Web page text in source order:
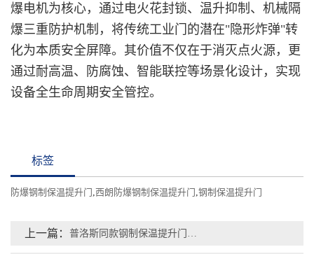
爆电机为核心，通过电火花封锁、温升抑制、机械隔
爆三重防护机制，将传统工业门的潜在"隐形炸弹"转
化为本质安全屏障。其价值不仅在于消灭点火源，更
通过耐高温、防腐蚀、智能联控等场景化设计，实现
设备全生命周期安全管控。
标签
防爆钢制保温提升门 西朗防爆钢制保温提升门 钢制保温提升门
上一篇：